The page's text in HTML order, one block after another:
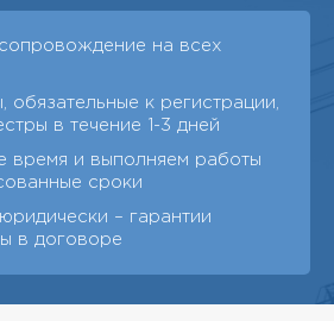
на всех
обязательные к регистрации,
в течение 1-3 дней
время и выполняем работы
сроки
– гарантии
в договоре